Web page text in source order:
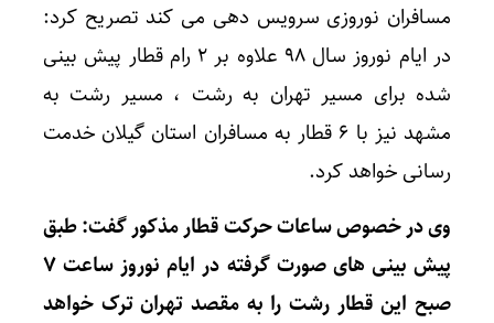
مسافران نوروزی سرویس دهی می کند تصریح کرد:
در ایام نوروز سال ۹۸ علاوه بر ۲ رام قطار پیش بینی
شده برای مسیر تهران به رشت ، مسیر رشت به
مشهد نیز با ۶ قطار به مسافران استان گیلان خدمت
رسانی خواهد کرد.
وی در خصوص ساعات حرکت قطار مذکور گفت: طبق
پیش بینی های صورت گرفته در ایام نوروز ساعت ۷
صبح این قطار رشت را به مقصد تهران ترک خواهد